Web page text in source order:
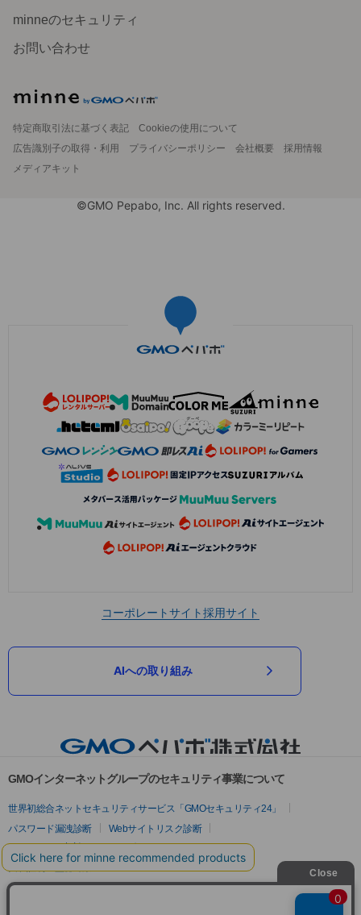
minneのセキュリティ
お問い合わせ
特定商取引法に基づく表記
Cookieの使用について
広告識別子の取得・利用
プライバシーポリシー 会社概要
採用情報
メディアキット
©GMO Pepabo, Inc. All rights reserved.
コーポレートサイト採用サイト
AIへの取り組み
GMOインターネットグループのセキュリティ事業について
世界初総合ネットセキュリティサービス「GMOセキュリティ24」
パスワード漏洩診断
Webサイトリスク診断
セキュリティ相談AIチャットボット
実在証明・盗聴対策
サイバー攻撃対策（GMOサイバーセキュリティ byイエラエ）